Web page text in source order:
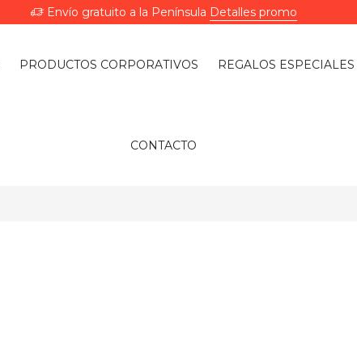
Envío gratuito a la Península Detalles promo
PRODUCTOS CORPORATIVOS REGALOS ESPECIALES
CONTACTO